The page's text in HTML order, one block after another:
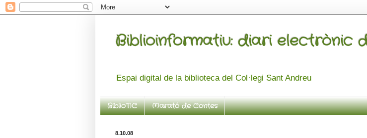
Biblioinformatiu: diari electrònic
Espai digital de la biblioteca del Col·legi Sant Andreu
BiblioTIC Marató de Contes
8.10.08